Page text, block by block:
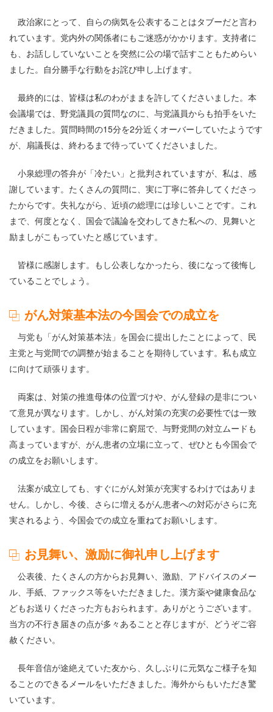
政治家にとって、自らの病気を公表することはタブーだと言わ
れています。党内外の関係者にもご迷惑がかかります。支持者に
も、お話ししていないことを突然に公の場で話すこともためらい
ました。自分勝手な行動をお詫び申し上げます。
最終的には、皆様は私のわがままを許してくださいました。本
会議場では、野党議員の質問なのに、与党議員からも拍手をいた
だきました。質問時間の15分を2分近くオーバーしていたようです
が、扇議長は、終わるまで待っていてくださいました。
小泉総理の答弁が「冷たい」と批判されていますが、私は、感
謝しています。たくさんの質問に、実に丁寧に答弁してくださっ
たからです。失礼ながら、近頃の総理には珍しいことです。これ
まで、何度となく、国会で議論を交わしてきた私への、見舞いと
励ましがこもっていたと感じています。
皆様に感謝します。もし公表しなかったら、後になって後悔し
ていることでしょう。
がん対策基本法の今国会での成立を
与党も「がん対策基本法」を国会に提出したことによって、民
主党と与党間での調整が始まることを期待しています。私も成立
に向けて頑張ります。
両案は、対策の推進母体の位置づけや、がん登録の是非につい
て意見が異なります。しかし、がん対策の充実の必要性では一致
しています。国会日程が非常に窮屈で、与野党間の対立ムードも
高まっていますが、がん患者の立場に立って、ぜひとも今国会で
の成立をお願いします。
法案が成立しても、すぐにがん対策が充実するわけではありま
せん。しかし、今後、さらに増えるがん患者への対応がさらに充
実されるよう、今国会での成立を重ねてお願いします。
お見舞い、激励に御礼申し上げます
公表後、たくさんの方からお見舞い、激励、アドバイスのメー
ル、手紙、ファックス等をいただきました。漢方薬や健康食品な
どもお送りくださった方もおられます。ありがとうございます。
当方の不行き届きの点が多々あることと存じますが、どうぞご容
赦ください。
長年音信が途絶えていた友から、久しぶりに元気なご様子を知
ることのできるメールをいただきました。海外からもいただき驚
いています。